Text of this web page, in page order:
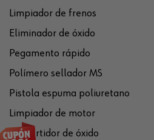
Limpiador de frenos
Eliminador de óxido
Pegamento rápido
Polímero sellador MS
Pistola espuma poliuretano
Limpiador de motor
Convertidor de óxido